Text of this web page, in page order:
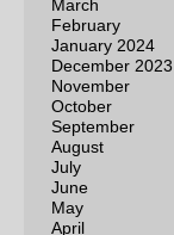
March
February
January 2024
December 2023
November
October
September
August
July
June
May
April